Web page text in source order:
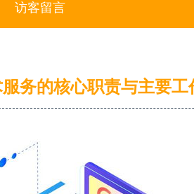
访客留言
务的核心职责与主要工